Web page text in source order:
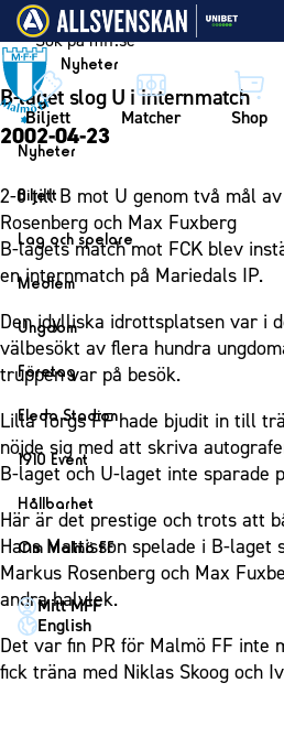
Vidare till innehållet
Nyheter
Biljett Matcher Shop
Nyheter
Nyheter
Kalender
Biljett
Biljett
Årskort herr
Mitt MFF
Biljetter till bortamatcher
Biljettvillkor
Lag och spelare
Lag
Herrlaget
Spelare
Ledarstab
Damlaget
Spelare
Ledarstab
Medlem
Medlemskap i Malmö FF
Årsmöte 2026
Ungdom
MFF Ungdom
Skånecupen
Fotbollsskolan
Fotbollsnätverket
P19
F19
P17
F17
Malmö Trophy
Företag
Bli företagspartner
Nätverket
Klubbstolar
Partner dam
Eleda Stadion
Eleda Stadion
Erics Bar & Restaurang
Matchdag på Eleda Stadion
MFF-museet & rundvandringar
1910 Event
1910 Event
Fest & Event
Konferens
Möte
Mässa
Sommarfest
Hållbarhet
Hållbarhet
Himmelsblå framtid – en match
MFF i samhället
Laget för alla
Nattfotboll
Om Malmö FF
Om Malmö FF
Kontakt
Press och media
Mitt MFF
English
B-laget slog U i internmatch
2002-04-23
2-0 till B mot U genom två mål
Rosenberg och Max Fuxberg
B-lagets match mot FCK blev
en internmatch på Mariedals IP.
Den idylliska idrottsplatsen var i
välbesökt av flera hundra
truppen var på besök.
Lilla Torgs FF hade bjudit in till
nöjde sig med att skriva
B-laget och U-laget inte sparade
Här är det prestige och trots att
Hans Mattisson spelade i B-laget
Markus Rosenberg och Max
andra halvlek.
Det var fin PR för Malmö FF inte
fick träna med Niklas Skoog och